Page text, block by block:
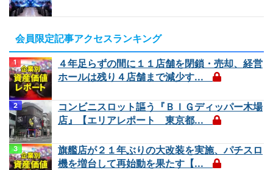
会員限定記事アクセスランキング
４年足らずの間に１１店舗を閉鎖・売却、経営
ホールは残り４店舗まで減少す...
コンビニスロット謳う『ＢＩＧディッパー木場
店』【エリアレポート 東京都...
旗艦店が２１年ぶりの大改装を実施、パチスロ
機を増台して再始動を果たす【...